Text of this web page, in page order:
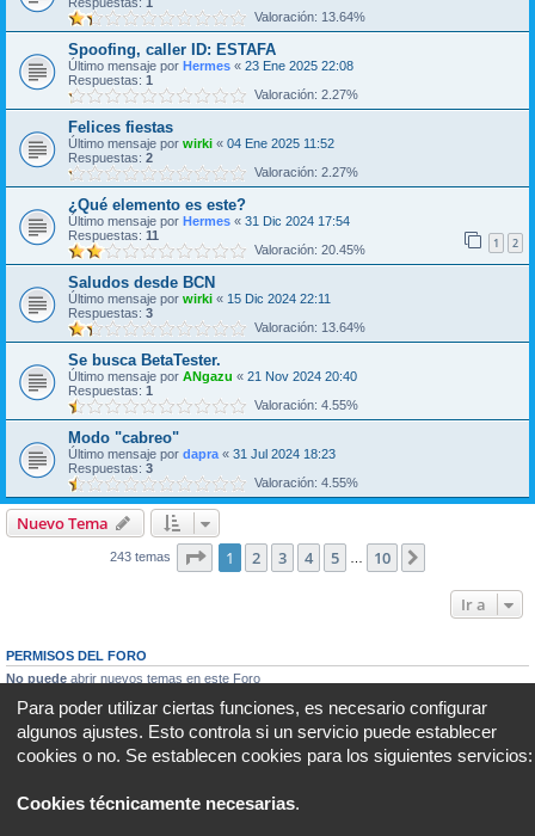
Valoración: 13.64%
Spoofing, caller ID: ESTAFA
Último mensaje por Hermes « 23 Ene 2025 22:08
Respuestas: 1
Valoración: 2.27%
Felices fiestas
Último mensaje por wirki « 04 Ene 2025 11:52
Respuestas: 2
Valoración: 2.27%
¿Qué elemento es este?
Último mensaje por Hermes « 31 Dic 2024 17:54
Respuestas: 11 1 2
Valoración: 20.45%
Saludos desde BCN
Último mensaje por wirki « 15 Dic 2024 22:11
Respuestas: 3
Valoración: 13.64%
Se busca BetaTester.
Último mensaje por ANgazu « 21 Nov 2024 20:40
Respuestas: 1
Valoración: 4.55%
Modo "cabreo"
Último mensaje por dapra « 31 Jul 2024 18:23
Respuestas: 3
Valoración: 4.55%
Nuevo Tema
243 temas Página de 10
1 2 3 4 5 10
Ir a
PERMISOS DEL FORO
No puede abrir nuevos temas en este Foro
No puedeeditar sus mensajes en este Foro
No puedeborrar sus mensajes en este Foro
No puede
enviar adjuntos en este Foro
Para poder utilizar ciertas funciones, es necesario configurar
algunos ajustes. Esto controla si un servicio puede establecer
cookies o no. Se establecen cookies para los siguientes servicios:
Cookies técnicamente necesarias.